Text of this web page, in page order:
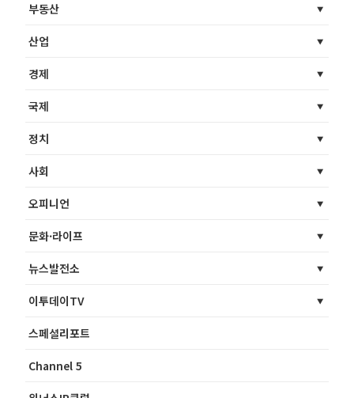
부동산
산업
경제
국제
정치
사회
오피니언
문화·라이프
뉴스발전소
이투데이TV
스페셜리포트
Channel 5